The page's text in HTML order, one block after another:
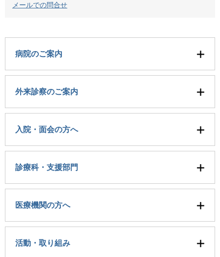
メールでの問合せ
病院のご案内
外来診察のご案内
入院・面会の方へ
診療科・支援部門
医療機関の方へ
活動・取り組み